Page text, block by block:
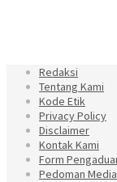
Redaksi
Tentang Kami
Kode Etik
Privacy Policy
Disclaimer
Kontak Kami
Form
Pedoman